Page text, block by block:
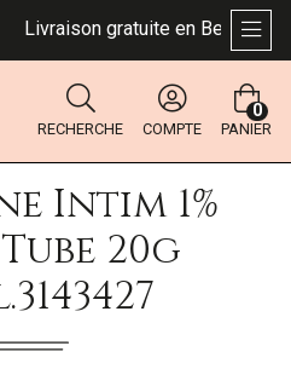
Livraison gratuite en Belgique
RECHERCHE COMPTE PANIER
0
Intim 1%
20g